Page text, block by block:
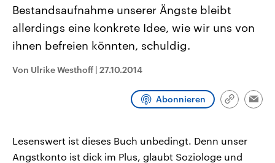
Landtagswahl Sachsen-Anhalt
2026
Alle Informationen
Sachsen-Anhalt wählt am 6.
September 2026 einen neuen
Bundesland von einer Koalition aus
CDU, SPD und FDP regiert.-
Wahlprogramme, aktuelle Berichte
und Hintergründe zu den Parteien
USA
Aktuelle Beiträge,
Hintergründe
Wirtschaftlich und
gehören die Vereinigten
den mächtigsten Ländern
Programm Podcasts
Bestandsaufnahme unserer Ängste bleibt
allerdings eine konkrete Idee, wie wir uns von
ihnen befreien könnten, schuldig.
Von Ulrike Westhoff | 27.10.2014
Abonnieren
Link
Lesenswert ist dieses Buch unbedingt. Denn unser
Angstkonto ist dick im Plus, glaubt Soziologe und